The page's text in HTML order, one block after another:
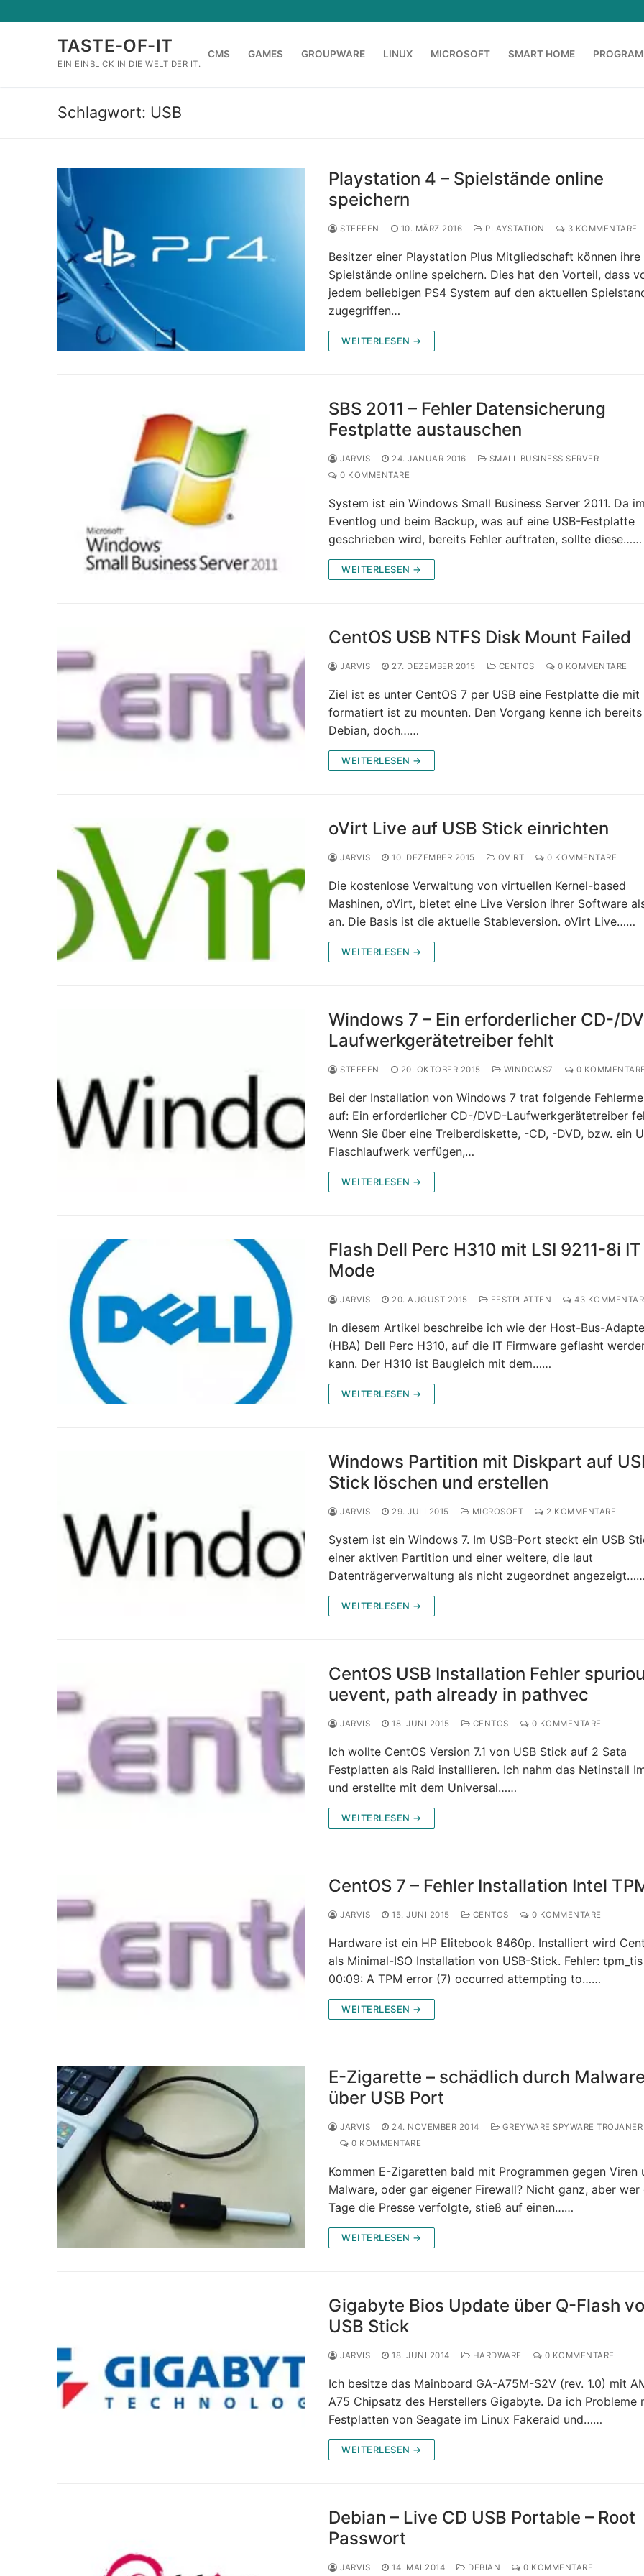
Inhalt
TASTE-OF-IT
EIN EINBLICK IN DIE WELT DER IT.
CMS GAMES GROUPWARE LINUX MICROSOFT SMART HOME
Schlagwort: USB
Playstation 4 – Spielstände online
speichern
STEFFEN 10. MÄRZ 2016 PLAYSTATION 3 KOMMENTARE
Besitzer einer Playstation Plus Mitgliedschaft können ihre
Spielstände online speichern. Dies hat den Vorteil, dass
jedem beliebigen PS4 System auf den aktuellen
zugegriffen…
WEITERLESEN →
SBS 2011 – Fehler Datensicherung
Festplatte austauschen
JARVIS 24. JANUAR 2016
SMALL BUSINESS SERVER
0 KOMMENTARE
System ist ein Windows Small Business Server 2011. Da
Eventlog und beim Backup, was auf eine USB-Festplatte
geschrieben wird, bereits Fehler auftraten, sollte diese……
WEITERLESEN →
CentOS USB NTFS Disk Mount Failed
JARVIS 27. DEZEMBER 2015 CENTOS 0 KOMMENTARE
Ziel ist es unter CentOS 7 per USB eine Festplatte die mit
formatiert ist zu mounten. Den Vorgang kenne ich
Debian, doch……
WEITERLESEN →
oVirt Live auf USB Stick einrichten
JARVIS 10. DEZEMBER 2015 OVIRT 0 KOMMENTARE
Die kostenlose Verwaltung von virtuellen Kernel-based
Mashinen, oVirt, bietet eine Live Version ihrer Software
an. Die Basis ist die aktuelle Stableversion. oVirt Live……
WEITERLESEN →
Windows 7 – Ein erforderlicher CD-/
Laufwerkgerätetreiber fehlt
STEFFEN 20. OKTOBER 2015 WINDOWS7 0
Bei der Installation von Windows 7 trat folgende
auf: Ein erforderlicher CD-/DVD-Laufwerkgerätetreiber
Wenn Sie über eine Treiberdiskette, -CD, -DVD, bzw. ein
Flaschlaufwerk verfügen,…
WEITERLESEN →
Flash Dell Perc H310 mit LSI 9211-8i IT
Mode
JARVIS 20. AUGUST 2015 FESTPLATTEN 43
In diesem Artikel beschreibe ich wie der Host-Bus-
(HBA) Dell Perc H310, auf die IT Firmware geflasht
kann. Der H310 ist Baugleich mit dem……
WEITERLESEN →
Windows Partition mit Diskpart auf
Stick löschen und erstellen
JARVIS 29. JULI 2015 MICROSOFT 2 KOMMENTARE
System ist ein Windows 7. Im USB-Port steckt ein USB
einer aktiven Partition und einer weitere, die laut
Datenträgerverwaltung als nicht zugeordnet
WEITERLESEN →
CentOS USB Installation Fehler
uevent, path already in pathvec
JARVIS 18. JUNI 2015 CENTOS 0 KOMMENTARE
Ich wollte CentOS Version 7.1 von USB Stick auf 2 Sata
Festplatten als Raid installieren. Ich nahm das Netinstall
und erstellte mit dem Universal……
WEITERLESEN →
CentOS 7 – Fehler Installation Intel
JARVIS 15. JUNI 2015 CENTOS 0 KOMMENTARE
Hardware ist ein HP Elitebook 8460p. Installiert wird
als Minimal-ISO Installation von USB-Stick. Fehler: tpm_tis
00:09: A TPM error (7) occurred attempting to……
WEITERLESEN →
E-Zigarette – schädlich durch
über USB Port
JARVIS 24. NOVEMBER 2014
GREYWARE SPYWARE
0 KOMMENTARE
Kommen E-Zigaretten bald mit Programmen gegen Viren
Malware, oder gar eigener Firewall? Nicht ganz, aber wer
Tage die Presse verfolgte, stieß auf einen……
WEITERLESEN →
Gigabyte Bios Update über Q-Flash
USB Stick
JARVIS 18. JUNI 2014 HARDWARE 0 KOMMENTARE
Ich besitze das Mainboard GA-A75M-S2V (rev. 1.0) mit
A75 Chipsatz des Herstellers Gigabyte. Da ich Probleme
Festplatten von Seagate im Linux Fakeraid und……
WEITERLESEN →
Debian – Live CD USB Portable – Root
Passwort
JARVIS 14. MAI 2014 DEBIAN 0 KOMMENTARE